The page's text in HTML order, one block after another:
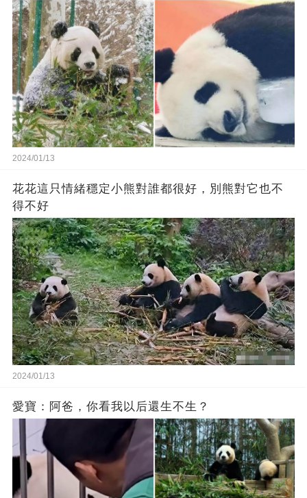
2024/01/13
花花這只情緒穩定小熊對誰都很好，別熊對它也不
得不好
2024/01/13
愛寶：阿爸，你看我以后還生不生？